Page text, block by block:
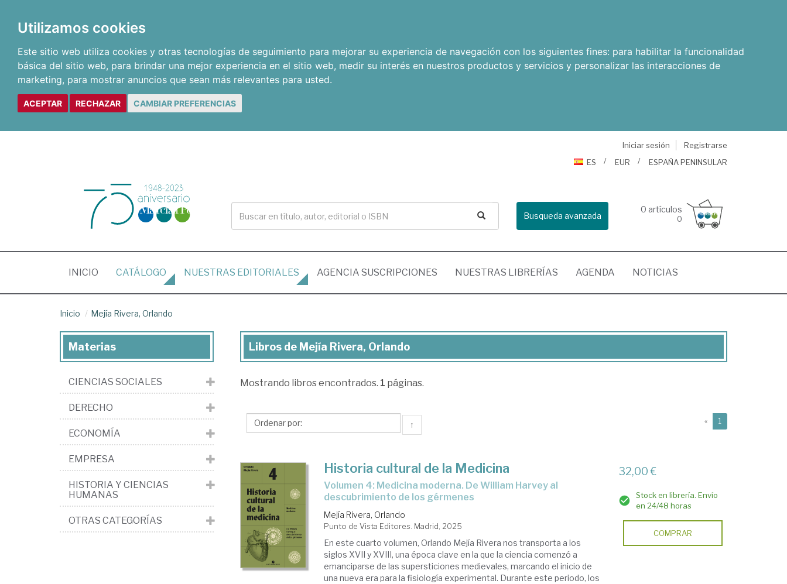
Utilizamos cookies
Este sitio web utiliza cookies y otras tecnologías de seguimiento para mejorar su experiencia de navegación con los siguientes fines: para habilitar la funcionalidad
básica del sitio web, para brindar una mejor experiencia en el sitio web, medir su interés en nuestros productos y servicios y personalizar las interacciones de
marketing, para mostrar anuncios que sean más relevantes para usted.
ACEPTAR RECHAZAR CAMBIAR PREFERENCIAS
Iniciar sesión
Registrarse
ES
EUR ESPAÑA PENINSULAR
Busqueda avanzada
0 artículos
0
INICIO (CURRENT)
CATÁLOGO NUESTRAS EDITORIALES AGENCIA SUSCRIPCIONES NUESTRAS LIBRERÍAS AGENDA NOTICIAS
Inicio Mejía Rivera, Orlando
Libros
Mejía
Orlando
Libros de Mejía Rivera, Orlando
Mostrando libros encontrados. 1 páginas.
↑ « 1
Historia cultural de la Medicina
Volumen 4: Medicina moderna. De William Harvey al
descubrimiento de los gérmenes
Mejía Rivera, Orlando
Punto de Vista Editores. Madrid, 2025
En este cuarto volumen, Orlando Mejía Rivera nos transporta a los
siglos XVII y XVIII, una época clave en la que la ciencia comenzó a
emanciparse de las supersticiones medievales, marcando el inicio de
una nueva era para la fisiología experimental. Durante este periodo, los
32,00 €
Stock en librería. Envío
en 24/48 horas
COMPRAR
Materias
CIENCIAS SOCIALES
DERECHO
ECONOMÍA
EMPRESA
HISTORIA Y CIENCIAS
HUMANAS
OTRAS CATEGORÍAS